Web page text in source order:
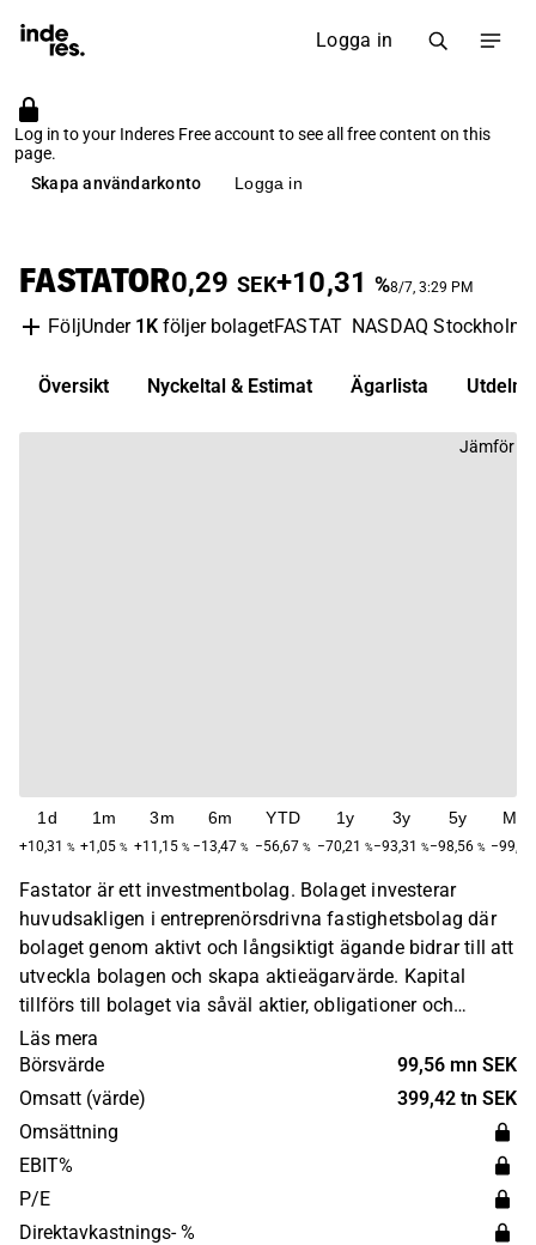
Logga in
Log in to your Inderes Free account to see all free content on this
page.
Skapa användarkonto
Logga in
FASTATOR0,29 SEK+10,31 %8/7, 3:29 PM
FöljUnder 1K följer bolagetFASTAT NASDAQ Stockholm
Översikt Nyckeltal & Estimat Ägarlista
Jämför
1d
+10,31 %
1m
+1,05 %
3m
+11,15 %
6m
−13,47 %
YTD
−56,67 %
1y
−70,21 %
3y
−93,31 %
5y
−98,56 %
Max
−99,13
Fastator är ett investmentbolag. Bolaget investerar
huvudsakligen i entreprenörsdrivna fastighetsbolag där
bolaget genom aktivt och långsiktigt ägande bidrar till att
utveckla bolagen och skapa aktieägarvärde. Kapital
tillförs till bolaget via såväl aktier, obligationer och
hybridkapital. Fastator grundades år 2011 och har sitt
huvudkontor i Stockholm.
Läs mera
Börsvärde
99,56 mn SEK
Omsatt (värde)
399,42 tn SEK
Omsättning
EBIT%
P/E
Direktavkastnings- %